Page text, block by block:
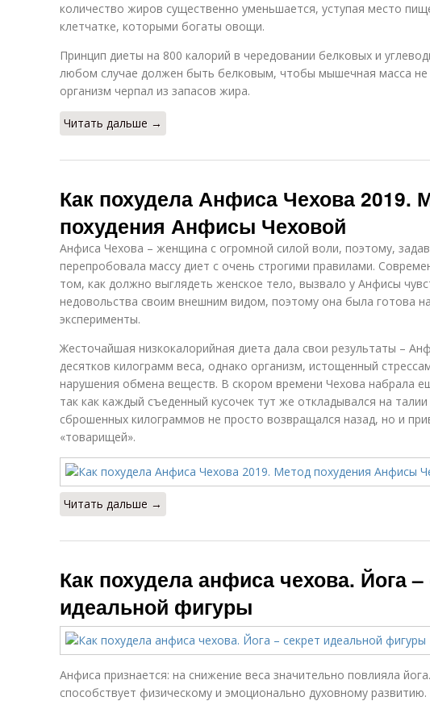
количество жиров существенно уменьшается, уступая место
клетчатке, которыми богаты овощи.
Принцип диеты на 800 калорий в чередовании белковых и
любом случае должен быть белковым, чтобы мышечная масса не
организм черпал из запасов жира.
Читать дальше →
Как похудела Анфиса Чехова 2019.
похудения Анфисы Чеховой
Анфиса Чехова – женщина с огромной силой воли, поэтому,
перепробовала массу диет с очень строгими правилами.
том, как должно выглядеть женское тело, вызвало у Анфисы
недовольства своим внешним видом, поэтому она была готова
эксперименты.
Жесточайшая низкокалорийная диета дала свои результаты –
десятков килограмм веса, однако организм, истощенный
нарушения обмена веществ. В скором времени Чехова набрала
так как каждый съеденный кусочек тут же откладывался на
сброшенных килограммов не просто возвращался назад, но и
«товарищей».
Читать дальше →
Как похудела анфиса чехова. Йога –
идеальной фигуры
Анфиса признается: на снижение веса значительно повлияла
способствует физическому и эмоционально духовному развитию.